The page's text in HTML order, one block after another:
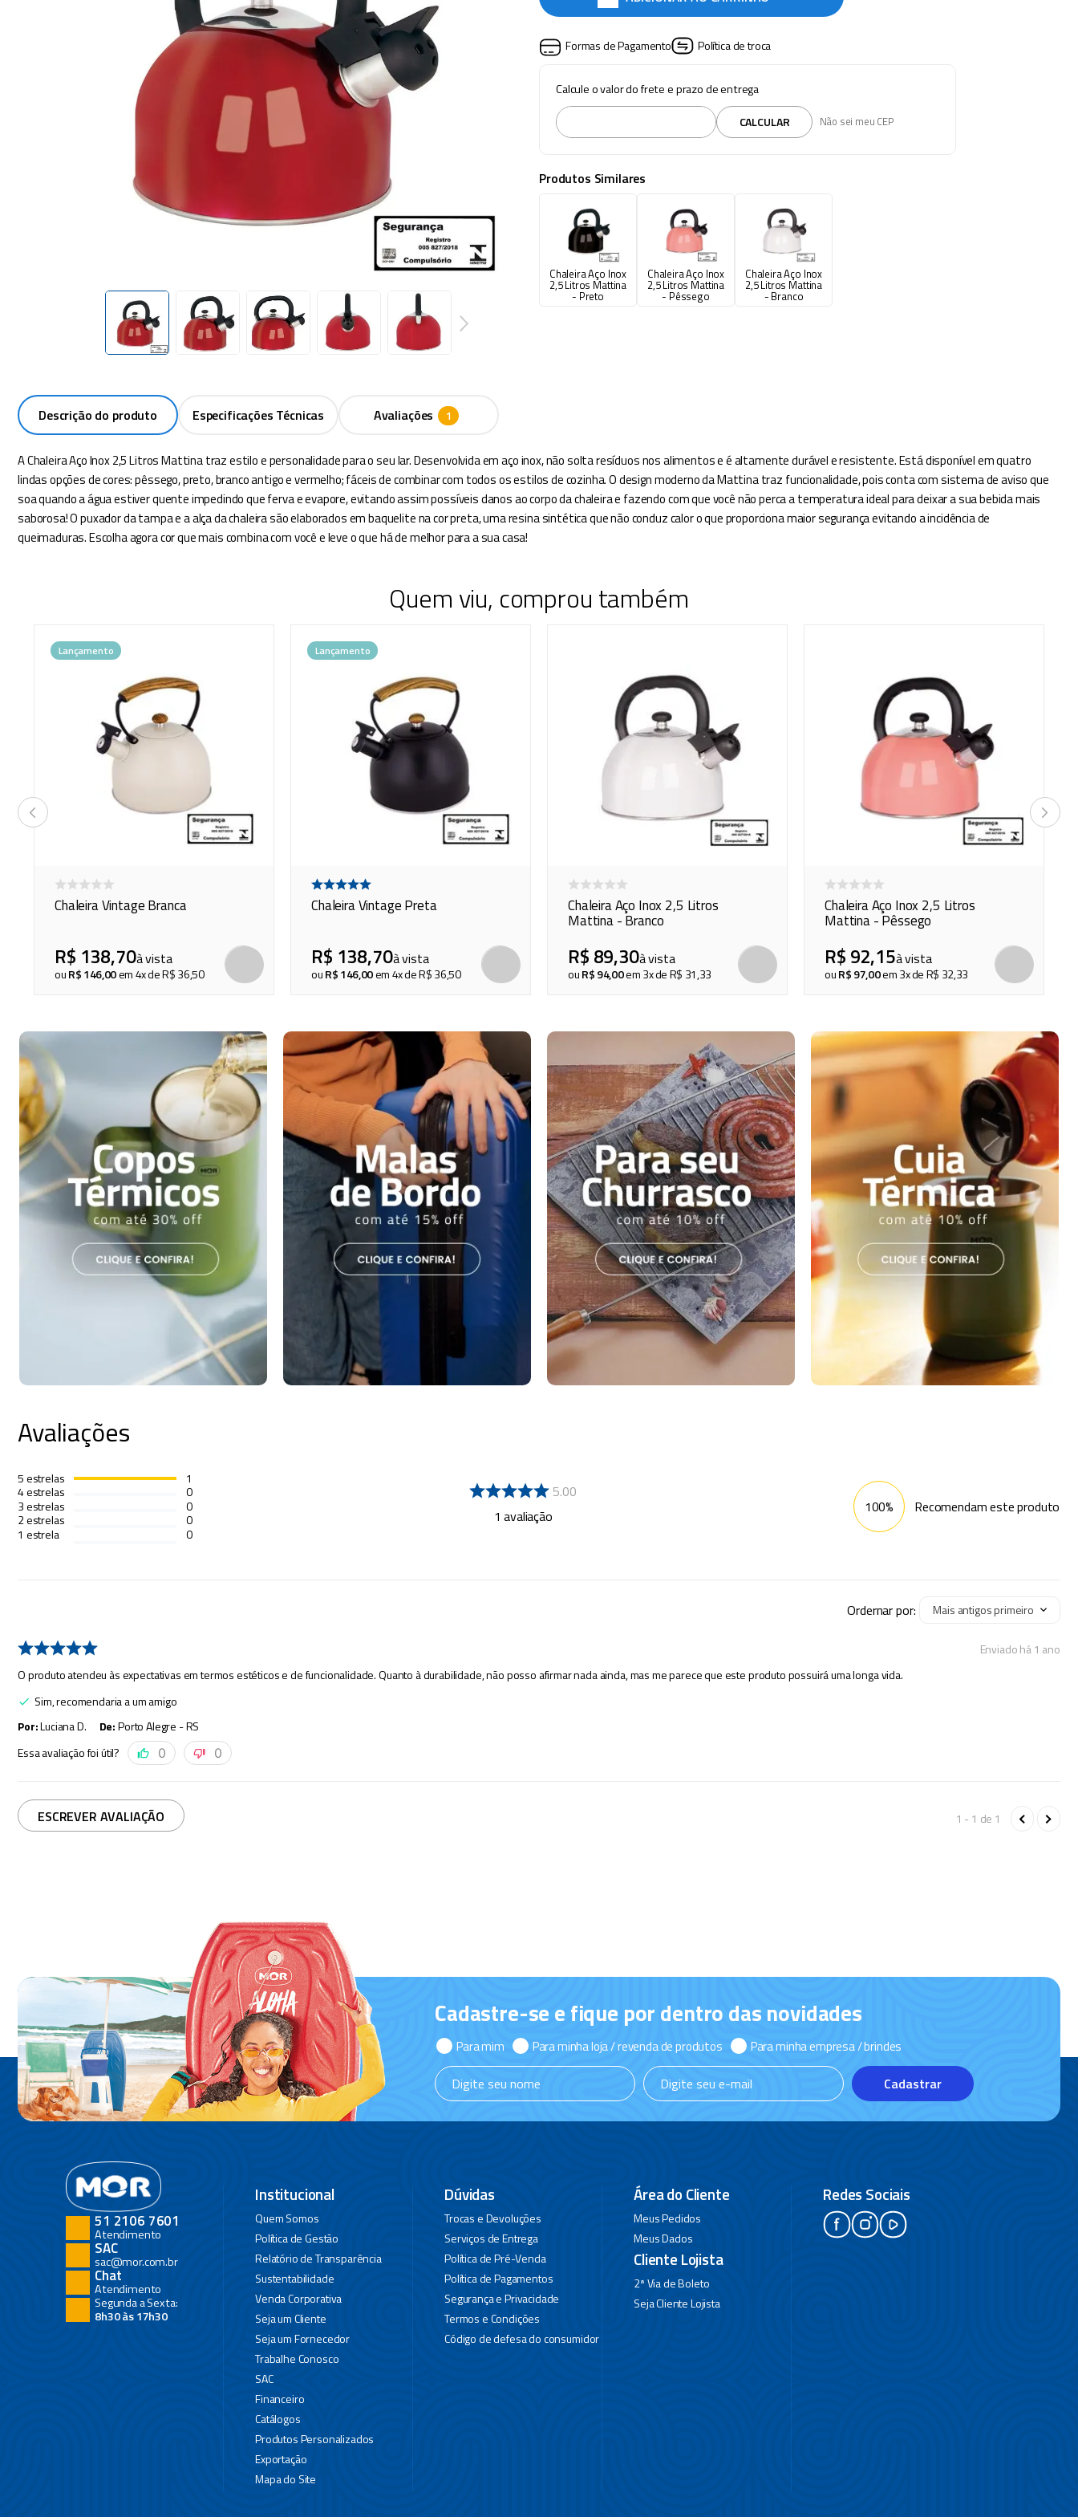
Formas de Pagamento Política de troca
Calcule o valor do frete e prazo de entrega
Não sei meu CEP
CALCULAR
Produtos Similares
Chaleira Aço Inox
2,5 Litros Mattina
- Preto
Chaleira Aço Inox
2,5 Litros Mattina
- Pêssego
Chaleira Aço Inox
2,5 Litros Mattina
- Branco
Descrição do produto Especificações Técnicas Avaliações
A Chaleira Aço Inox 2,5 Litros Mattina traz estilo e personalidade para o seu lar. Desenvolvida em aço inox, não solta resíduos nos alimentos e é altamente durável e resistente. Está disponível em quatro
lindas opções de cores: pêssego, preto, branco antigo e vermelho; fáceis de combinar com todos os estilos de cozinha. O design moderno da Mattina traz funcionalidade, pois conta com sistema de aviso que
soa quando a água estiver quente impedindo que ferva e evapore, evitando assim possíveis danos ao corpo da chaleira e fazendo com que você não perca a temperatura ideal para deixar a sua bebida mais
saborosa! O puxador da tampa e a alça da chaleira são elaborados em baquelite na cor preta, uma resina sintética que não conduz calor o que proporciona maior segurança evitando a incidência de
queimaduras. Escolha agora cor que mais combina com você e leve o que há de melhor para a sua casa!
Quem viu, comprou também
COMPRAR COMPRAR COMPRAR
Lançamento
Chaleira Vintage Branca
R$ 138,70à vista
ouR$146,00em4x deR$36,50
COMPRAR
Lançamento
Chaleira Vintage Preta
R$ 138,70à vista
ouR$146,00em4x deR$36,50
Chaleira Aço Inox 2,5 Litros
Mattina - Branco
R$ 89,30à vista
ouR$94,00em3x deR$ 31,33
Chaleira Aço Inox 2,5 Litros
Mattina - Pêssego
R$ 92,15à vista
ouR$97,00em3x deR$ 32,33
Avaliações
5estrelas
4estrelas
3estrelas
2estrelas
1 estrela
1
0
0
0
0
5.00
1avaliação 100% Recomendam este produto
Ordernar por: Mais antigos primeiro
Enviado há1 ano
O produto atendeu às expectativas em termos estéticos e de funcionalidade. Quanto à durabilidade, não posso afirmar nada ainda, mas me parece que este produto possuirá uma longa vida.
Sim, recomendaria a um amigo
Por:Luciana D. De:Porto Alegre - RS
Essa avaliação foi útil?
0 0
1 - 1 de 1
ESCREVER AVALIAÇÃO
Cadastre-se e fique por dentro das novidades
Para mim Para minha loja / revenda de produtos Para minha empresa / brindes
Cadastrar
51 2106 7601
Atendimento
SAC
sac@mor.com.br
Chat
Atendimento
Segunda a Sexta:
8h30 às 17h30
Institucional
Quem Somos
Política de Gestão
Relatório de Transparência
Sustentabilidade
Venda Corporativa
Seja um Cliente
Seja um Fornecedor
Trabalhe Conosco
SAC
Financeiro
Catálogos
Produtos Personalizados
Exportação
Mapa do Site
Dúvidas
Trocas e Devoluções
Serviços de Entrega
Política de Pré-Venda
Política de Pagamentos
Segurança e Privacidade
Termos e Condições
Código de defesa do consumidor
Área do Cliente
Meus Pedidos
Meus Dados
Cliente Lojista
2ª Via de Boleto
Seja Cliente Lojista
Redes Sociais
10º cadeiras